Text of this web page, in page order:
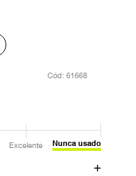
: 61668
Excelente Nunca usado